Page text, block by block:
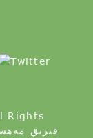
Rights
قىزىق